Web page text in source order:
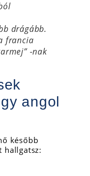
drágább.
francia
-nak
angol
később
hallgatsz: